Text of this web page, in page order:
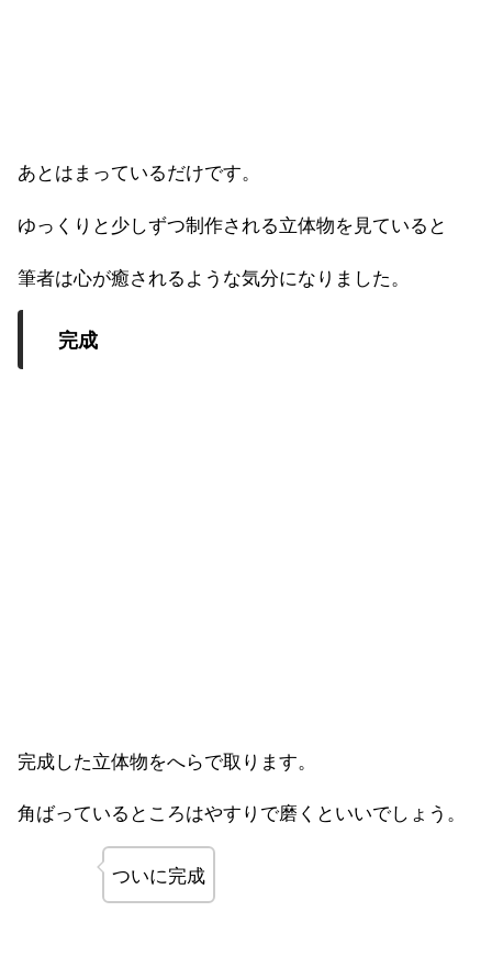
あとはまっているだけです。
ゆっくりと少しずつ制作される立体物を見ていると
筆者は心が癒されるような気分になりました。
完成
完成した立体物をへらで取ります。
角ばっているところはやすりで磨くといいでしょう。
ついに完成